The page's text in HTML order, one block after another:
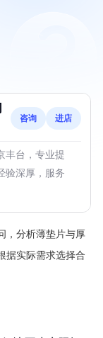
咨询 进店
丰台，专业提
验深厚，服务
，分析薄垫片与厚
据实际需求选择合